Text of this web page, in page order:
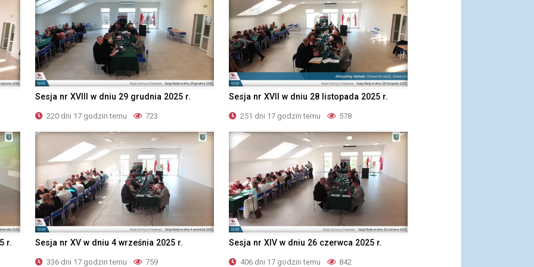
Sesja nr XVIII w dniu 29 grudnia 2025 r.
220 dni 17 godzin temu 723
Sesja nr XVII w dniu 28 listopada 2025 r.
251 dni 17 godzin temu 578
r. Sesja nr XV w dniu 4 września 2025 r.
336 dni 17 godzin temu 759
Sesja nr XIV w dniu 26 czerwca 2025 r.
406 dni 17 godzin temu 842